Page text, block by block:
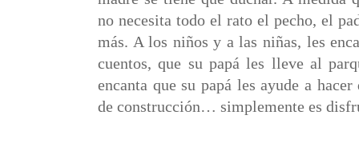
no necesita todo el rato el pecho, el
más. A los niños y a las niñas, les
cuentos, que su papá les lleve al
encanta que su papá les ayude a hacer
de construcción… simplemente es